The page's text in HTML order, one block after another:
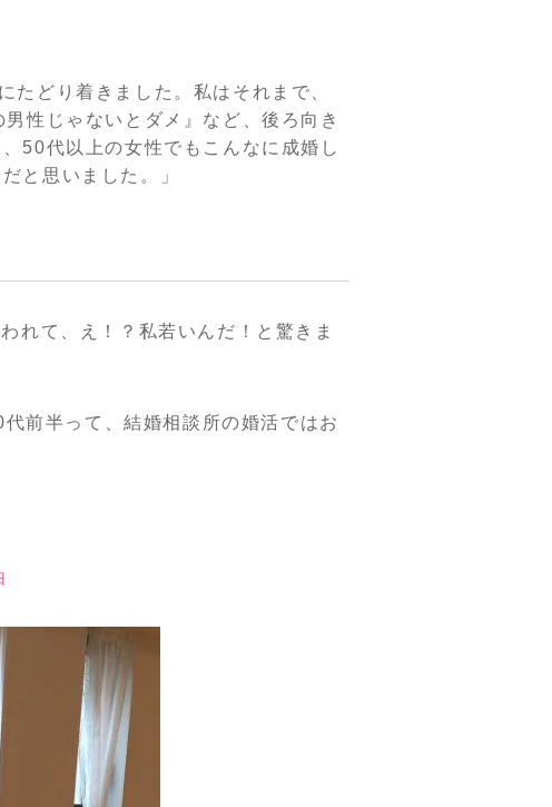
どり着きました。私はそれまで、
性じゃないとダメ』など、後ろ向き
50代以上の女性でもこんなに成婚し
と思いました。」
れて、え！？私若いんだ！と驚きま
前半って、結婚相談所の婚活ではお